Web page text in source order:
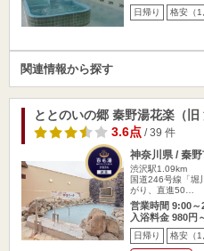
日帰り 格安（
関連情報から探す
ととのいの郷 秦野湯花楽（旧
3.6点/ 39 件
神奈川県 / 秦
渋沢駅1.09km
国道246号線「堀
がり、直進50…
営業時間 9:00～
入浴料金 980円
日帰り 格安（